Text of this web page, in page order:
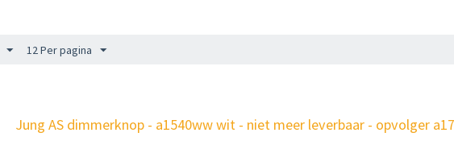
12 Per pagina
Jung AS dimmerknop - a1540ww wit - niet meer leverbaar - opvolger